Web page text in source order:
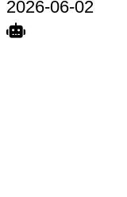
2026-06-02